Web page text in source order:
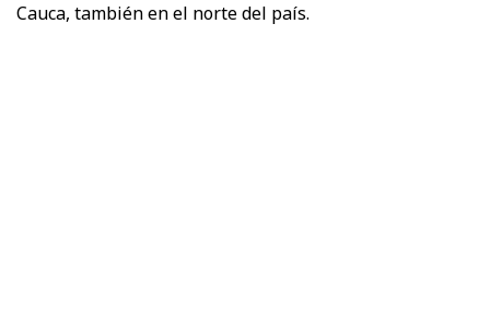
Cauca, también en el norte del país.